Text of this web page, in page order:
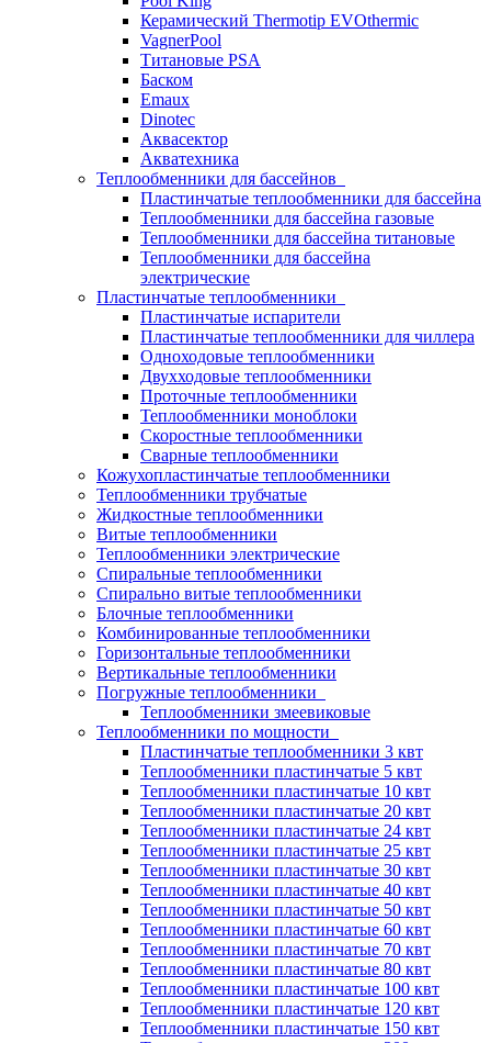
Керамический Thermotip EVOthermic
VagnerPool
Титановые PSA
Баском
Emaux
Dinotec
Аквасектор
Акватехника
Теплообменники для бассейнов
Пластинчатые теплообменники для бассейна
Теплообменники для бассейна газовые
Теплообменники для бассейна титановые
Теплообменники для бассейна
электрические
Пластинчатые теплообменники
Пластинчатые испарители
Пластинчатые теплообменники для чиллера
Одноходовые теплообменники
Двухходовые теплообменники
Проточные теплообменники
Теплообменники моноблоки
Скоростные теплообменники
Сварные теплообменники
Кожухопластинчатые теплообменники
Теплообменники трубчатые
Жидкостные теплообменники
Витые теплообменники
Теплообменники электрические
Спиральные теплообменники
Спирально витые теплообменники
Блочные теплообменники
Комбинированные теплообменники
Горизонтальные теплообменники
Вертикальные теплообменники
Погружные теплообменники
Теплообменники змеевиковые
Теплообменники по мощности
Пластинчатые теплообменники 3 квт
Теплообменники пластинчатые 5 квт
Теплообменники пластинчатые 10 квт
Теплообменники пластинчатые 20 квт
Теплообменники пластинчатые 24 квт
Теплообменники пластинчатые 25 квт
Теплообменники пластинчатые 30 квт
Теплообменники пластинчатые 40 квт
Теплообменники пластинчатые 50 квт
Теплообменники пластинчатые 60 квт
Теплообменники пластинчатые 70 квт
Теплообменники пластинчатые 80 квт
Теплообменники пластинчатые 100 квт
Теплообменники пластинчатые 120 квт
Теплообменники пластинчатые 150 квт